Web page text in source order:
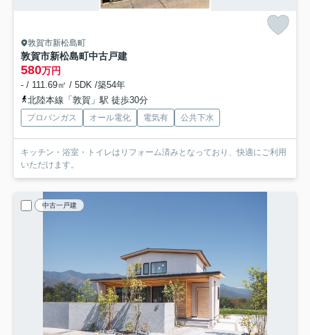
敦賀市新松島町
敦賀市新松島町中古戸建
580万円
- / 111.69㎡ / 5DK /築54年
北陸本線「敦賀」駅 徒歩30分
プロパンガス オール電化 電気有 公共下水
キッチン・浴室・トイレはリフォーム済みとなっており、快適にご利用
いただけます。
中古一戸建